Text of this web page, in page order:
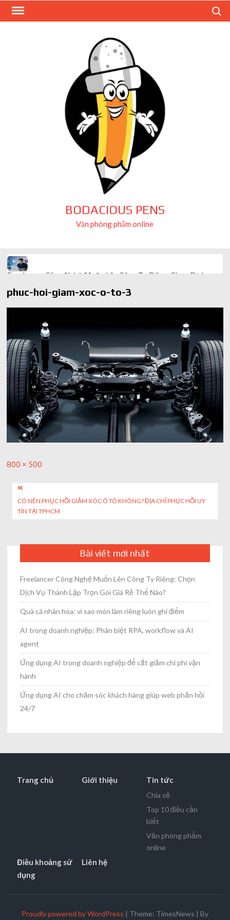
Skip
BODACIOUS PENS
Văn phòng phẩm online
Freelancer Công Nghệ Muốn Lên Công Ty Riêng: Chọn Dịch
Quà cá nhân hóa: vì sao món làm riêng luôn ghi điểm
AI trong doanh nghiệp: Phân biệt RPA, workflow và AI agent
Ứng dụng AI trong doanh nghiệp để cắt giảm chi phí vận hành
Ứng dụng AI cho chăm sóc khách hàng giúp web phản hồi
24/7
AI agent cho doanh nghiệp khác chatbot truyền thống ra sao
phuc-hoi-giam-xoc-o-to-3
Full
800 × 500
Post
navigation
CÓ NÊN PHỤC HỒI GIẢM XÓC Ô TÔ KHÔNG? ĐỊA CHỈ PHỤC HỒI UY
TÍN TẠI TPHCM
Bài viết mới nhất
Freelancer Công Nghệ Muốn Lên Công Ty Riêng: Chọn
Dịch Vụ Thành Lập Trọn Gói Giá Rẻ Thế Nào?
Quà cá nhân hóa: vì sao món làm riêng luôn ghi điểm
AI trong doanh nghiệp: Phân biệt RPA, workflow và AI
agent
Ứng dụng AI trong doanh nghiệp để cắt giảm chi phí vận
hành
Ứng dụng AI cho chăm sóc khách hàng giúp web phản hồi
24/7
Trang chủ Giới thiệu Tin tức
Chia sẻ
Top 10 điều cần
biết
Văn phòng phẩm
online
Điều khoảng sử
dụng
Liên hệ
Proudly powered by WordPress | Theme: TimesNews | By